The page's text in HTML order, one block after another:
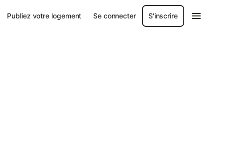
Publiez votre logement Se connecter S'inscrire